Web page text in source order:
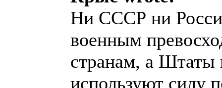
Ни СССР ни
военным
странам, а Штаты
используют силу